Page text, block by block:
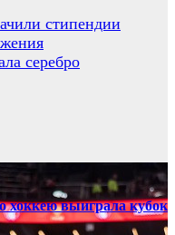
стипендии
серебро
хоккею выиграла кубок